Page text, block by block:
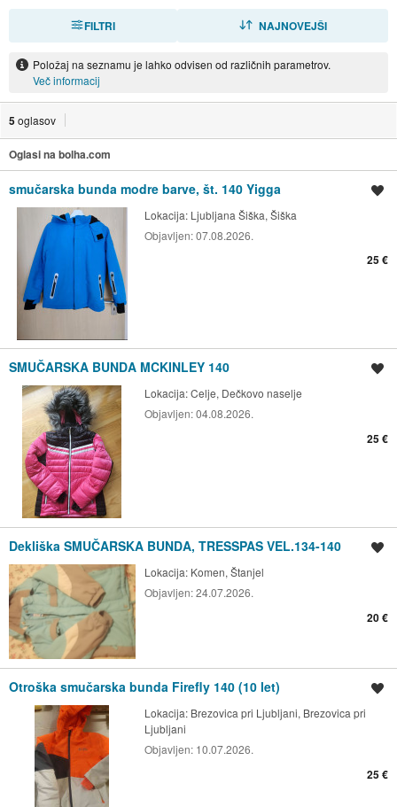
FILTRI NAJNOVEJŠI
Položaj na seznamu je lahko odvisen od različnih parametrov.
Več informacij
5oglasov
Oglasi na bolha.com
smučarska bunda modre barve, št. 140 Yigga
Lokacija: Ljubljana Šiška, Šiška
Objavljen:07.08.2026.
25 €
SMUČARSKA BUNDA MCKINLEY 140
Lokacija:Celje, Dečkovo naselje
Objavljen:04.08.2026.
25 €
Dekliška SMUČARSKA BUNDA, TRESSPAS VEL.134-140
Lokacija: Komen, Štanjel
Objavljen:24.07.2026.
20 €
Otroška smučarska bunda Firefly 140 (10 let)
Lokacija: Brezovica pri Ljubljani, Brezovica pri
Ljubljani
Objavljen: 10.07.2026.
25 €